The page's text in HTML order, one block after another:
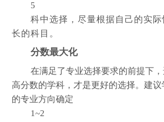
5
科中选择，尽量根据自己的实
长的科目。
分数最大化
在满足了专业选择要求的前提下
高分数的学科，才是更好的选择。建
的专业方向确定
1~2